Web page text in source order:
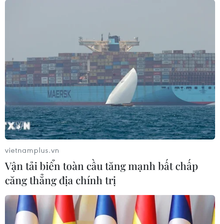
TIN LIÊN QUAN
vietnamplus.vn
Vận tải biển toàn cầu tăng mạnh bất chấp
căng thẳng địa chính trị